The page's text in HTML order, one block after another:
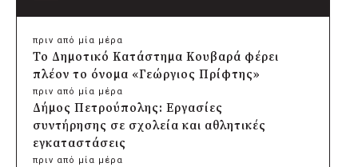
πριν από μία μέρα
Το Δημοτικό Κατάστημα Κουβαρά φέρει
πλέον το όνομα «Γεώργιος Πρίφτης»
πριν από μία μέρα
Δήμος Πετρούπολης: Εργασίες
συντήρησης σε σχολεία και αθλητικές
εγκαταστάσεις
πριν από μία μέρα